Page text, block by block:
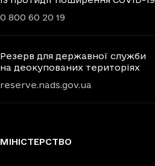
0 800 60 20 19
Резерв для державної служби
на деокупованих територіях
reserve.nads.gov.ua
МІНІСТЕРСТВО